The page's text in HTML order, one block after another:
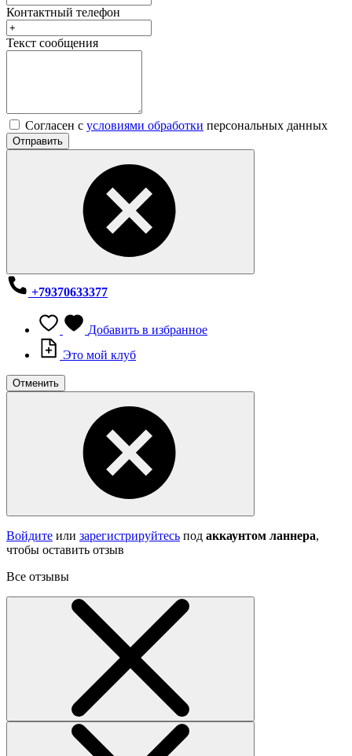
Контактный телефон
Текст сообщения
Согласен с условиями обработки персональных данных
Отправить
+79370633377
Добавить в избранное
Это мой клуб
Отменить
Войдите или зарегистрируйтесь под аккаунтом ланнера,
чтобы оставить отзыв
Все отзывы